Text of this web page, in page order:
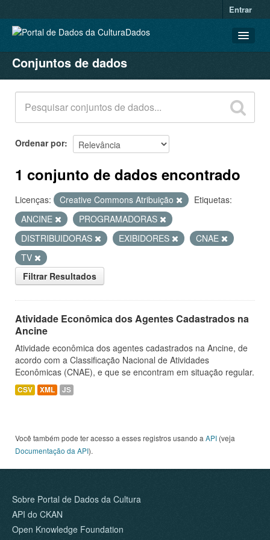
Entrar
CONJUNTOS DE DADOS
ORGANIZAÇÕES
GRUPOS
SOBRE
Conjuntos de dados
Ordenar por
1 conjunto de dados encontrado
Licenças: Creative Commons Atribuição
Etiquetas:
ANCINE
PROGRAMADORAS
DISTRIBUIDORAS
EXIBIDORES
CNAE
TV
Filtrar Resultados
Atividade Econômica dos Agentes Cadastrados na
Ancine
Atividade econômica dos agentes cadastrados na Ancine, de
acordo com a Classificação Nacional de Atividades
Econômicas (CNAE), e que se encontram em situação regular.
CSV XML JS
Você também pode ter acesso a esses registros usando a API (veja
Documentação da API).
Sobre Portal de Dados da Cultura
API do CKAN
Open Knowledge Foundation